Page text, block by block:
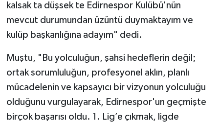
kalsak ta düşsek te Edirnespor Kulübü'nün
mevcut durumundan üzüntü duymaktayım ve
kulüp başkanlığına adayım" dedi.
Muştu, "Bu yolculuğun, şahsi hedeflerin değil;
ortak sorumluluğun, profesyonel aklın, planlı
mücadelenin ve kapsayıcı bir vizyonun yolculuğu
olduğunu vurgulayarak, Edirnespor'un geçmişte
birçok başarısı oldu. 1. Lig’e çıkmak, ligde